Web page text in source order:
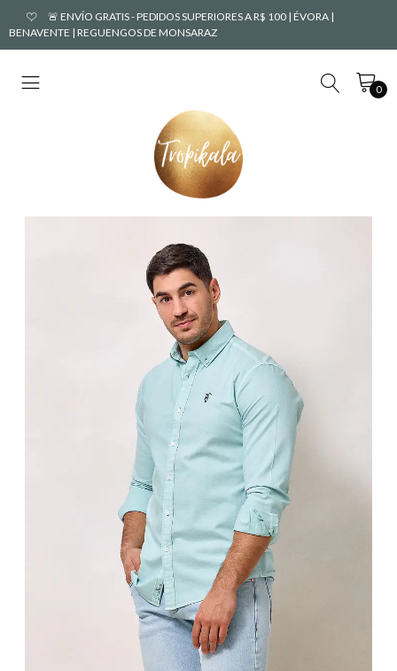
🚨 ENVÍO GRATIS - PEDIDOS SUPERIORES A R$ 100 | ÉVORA |
BENAVENTE | REGUENGOS DE MONSARAZ
0